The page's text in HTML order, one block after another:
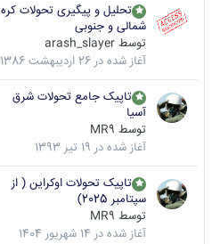
تحلیل و پیگیری تحولات کره
شمالی و جنوبی
توسط arash_slayer
آغاز شده در 26 اردیبهشت 1386
تاپیک جامع تحولات شرق
آسیا
توسط MR9
آغاز شده در 19 تیر 1393
تاپیک تحولات اوکراین ( از
سپتامبر 2025)
توسط MR9
آغاز شده در 14 شهریور 1404